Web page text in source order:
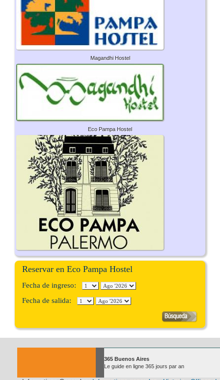
Magandhi Hostel
Eco Pampa Hostel
Reservar en Eco Pampa Hostel
Fecha de ingreso:
Fecha de salida:
365 Buenos Aires
Le guide en ligne 365 jours par an